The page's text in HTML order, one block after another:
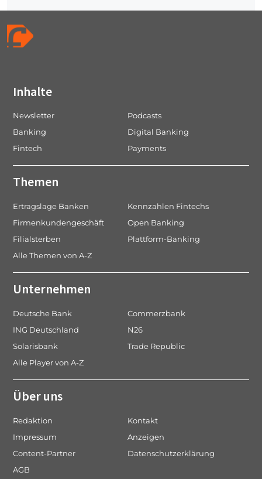
Inhalte
Newsletter
Podcasts
Banking
Digital Banking
Fintech
Payments
Themen
Ertragslage Banken
Kennzahlen Fintechs
Firmenkundengeschäft
Open Banking
Filialsterben
Plattform-Banking
Alle Themen von A-Z
Unternehmen
Deutsche Bank
Commerzbank
ING Deutschland
N26
Solarisbank
Trade Republic
Alle Player von A-Z
Über uns
Redaktion
Kontakt
Impressum
Anzeigen
Content-Partner
Datenschutzerklärung
AGB